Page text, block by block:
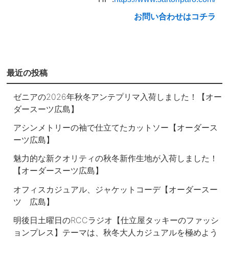
お問い合わせはコチラ
最近の投稿
ゼニアの2026年秋冬アンテプリマ入荷しました！【オー
ダースーツ広島】
アシンメトリーの袖で仕立てたカットソー【オーダース
ーツ広島】
魅力的な新クオリティの秋冬新作生地が入荷しました！
【オーダースーツ広島】
オフィスカジュアル、ジャケットコーデ【オーダースー
ツ 広島】
明後日土曜日のRCCラジオ【仕立屋タッキーのファッシ
ョンプレス】テーマは、秋冬大人カジュアルを極めよう